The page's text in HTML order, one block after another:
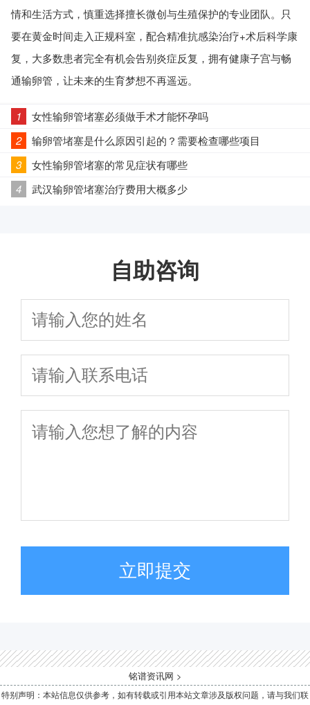
情和生活方式，慎重选择擅长微创与生殖保护的专业团队。只
要在黄金时间走入正规科室，配合精准抗感染治疗+术后科学康
复，大多数患者完全有机会告别炎症反复，拥有健康子宫与畅
通输卵管，让未来的生育梦想不再遥远。
1
女性输卵管堵塞必须做手术才能怀孕吗
2
输卵管堵塞是什么原因引起的？需要检查哪些项目
3
女性输卵管堵塞的常见症状有哪些
4
武汉输卵管堵塞治疗费用大概多少
自助咨询
立即提交
铭谱资讯网 >
特别声明：本站信息仅供参考，如有转载或引用本站文章涉及版权问题，请与我们联